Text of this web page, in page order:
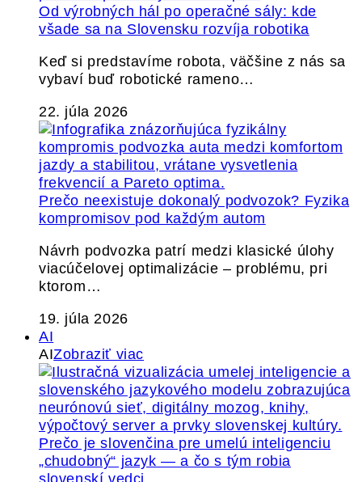
Od výrobných hál po operačné sály: kde
všade sa na Slovensku rozvíja robotika
Keď si predstavíme robota, väčšine z nás sa
vybaví buď robotické rameno…
22. júla 2026
Prečo neexistuje dokonalý podvozok? Fyzika
kompromisov pod každým autom
Návrh podvozka patrí medzi klasické úlohy
viacúčelovej optimalizácie – problému, pri
ktorom…
19. júla 2026
AI
AIZobraziť viac
Prečo je slovenčina pre umelú inteligenciu
„chudobný“ jazyk — a čo s tým robia
slovenskí vedci